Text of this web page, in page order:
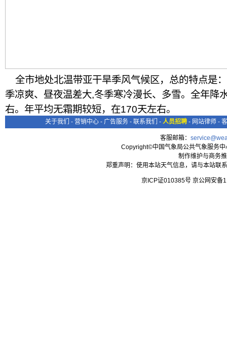
全市地处北温带亚干旱季风气候区，总的特点是
季凉爽、昼夜温差大,冬季寒冷漫长、多雪。全年降
右。年平均无霜期较短，在170天左右。
关于我们 - 营销中心 - 广告服务 - 联系我们 - 人员招聘 - 网站律师 -
客服邮箱：
Copyright©中国气象局公共气象服务
制作维护与商务
郑重声明：使用本站天气信息，请与本站联
京ICP证010385号 京公网安备